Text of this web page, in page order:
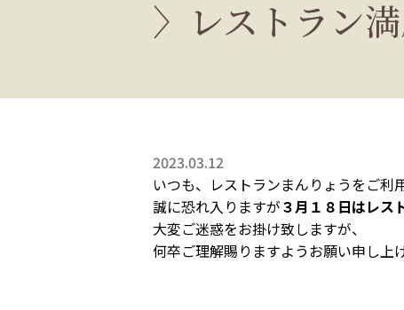
レストラン
2023.03.12
いつも、レストランまんりょうをご利
誠に恐れ入りますが３月１８日はレス
大変ご迷惑をお掛け致しますが、
何卒ご理解賜りますようお願い申し上げ